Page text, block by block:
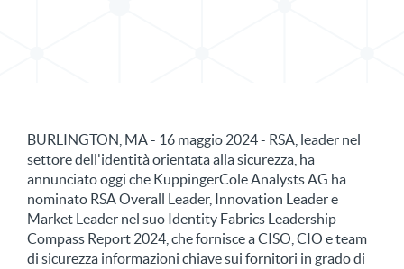
BURLINGTON, MA - 16 maggio 2024 - RSA, leader nel
settore dell'identità orientata alla sicurezza, ha
annunciato oggi che KuppingerCole Analysts AG ha
nominato RSA Overall Leader, Innovation Leader e
Market Leader nel suo Identity Fabrics Leadership
Compass Report 2024, che fornisce a CISO, CIO e team
di sicurezza informazioni chiave sui fornitori in grado di